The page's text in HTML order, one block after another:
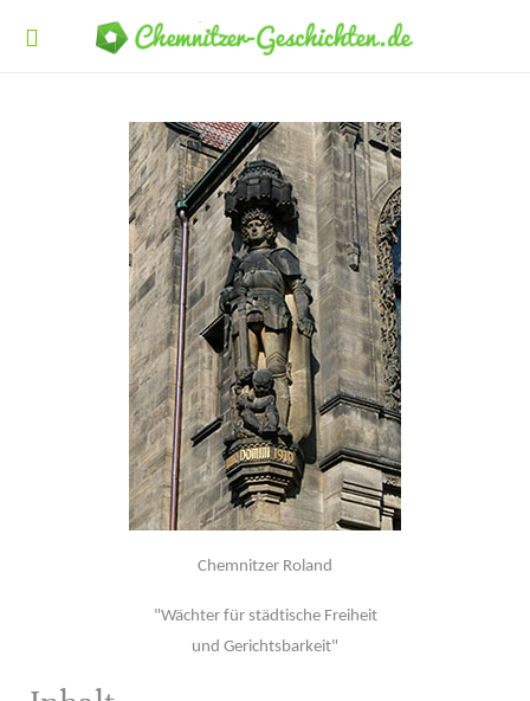
Chemnitzer Roland
"Wächter für städtische Freiheit
und Gerichtsbarkeit"